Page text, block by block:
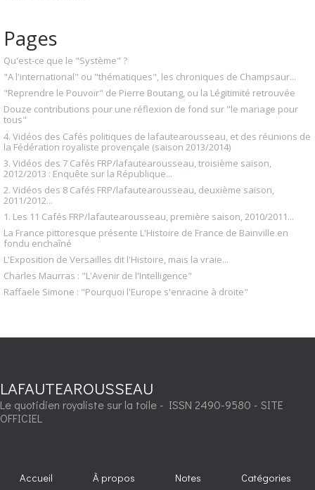
Pages
Qu'est-ce que le "Système" ?
"A l'international" ou "thématiques", les chroniques de Champsaur...
"Reprendre le Pouvoir" de Pierre Boutang, ou la Légitimité retrouvée
Douze contributions pour une réflexion de fond sur "le mariage pour
tous"
4. Vidéos des Cafés politiques de lafautearousseau, et des réunions de
la Fédération royaliste provençale (saison 2013/2014)
3. Vidéos des 7 Cafés FRP/lafautearousseau, troisième saison,
2012/2013 : Enquête sur la République...
2. Vidéos des 8 Cafés FRP/lafautearousseau, deuxième saison,
2011/2012...
1. Les 11 Cafés FRP/lafautearousseau, première saison, 2010/2011...
La France pittoresque présente L'Histoire de France de Bainville en
fondu enchaîné
L'Exposition de Versailles dit l'Histoire, mais la vraie...
Charles Maurras : "L'Avenir de l'Intelligence"
Raffaele Simone : "Pourquoi l'Europe s'enracine à droite"
LAFAUTEAROUSSEAU
Le quotidien royaliste sur la toile - ISSN 2490-9580 - SITE
OFFICIEL
Accueil À propos Notes Catégories